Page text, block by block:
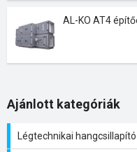
AL-KO AT4
Ajánlott kategóriák
Légtechnikai